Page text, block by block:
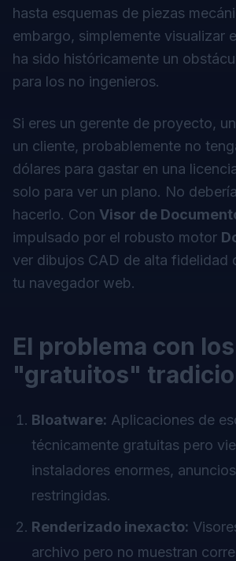
hasta esquemas de piezas
embargo, simplemente visualizar
ha sido históricamente un
para los no ingenieros.
Si eres un gerente de proyecto,
un cliente, probablemente no
dólares para gastar en una
solo para ver un plano. No
hacerlo. Con Visor de
impulsado por el robusto motor
ver dibujos CAD de alta fidelidad
tu navegador web.
El problema con
"gratuitos"
Bloatware: Aplicaciones de
técnicamente gratuitas pero
instaladores enormes,
restringidas.
Renderizado inexacto:
archivo pero no muestran